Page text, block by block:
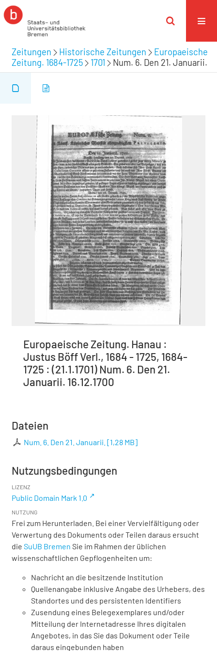
Zeitungen Historische Zeitungen
Europaeische
Zeitung. 1684-1725
1701 Num. 6. Den 21. Januarii.
Europaeische Zeitung. Hanau :
Justus Böff Verl., 1684 - 1725, 1684-
1725 : (21.1.1701) Num. 6. Den 21.
Januarii. 16.12.1700
Dateien
Num. 6. Den 21. Januarii. [1,28 MB]
Nutzungsbedingungen
LIZENZ
Public Domain Mark 1.0
NUTZUNG
Frei zum Herunterladen. Bei einer Vervielfältigung oder
Verwertung des Dokuments oder Teilen daraus ersucht
die SuUB Bremen Sie im Rahmen der üblichen
wissenschaftlichen Gepflogenheiten um:
Nachricht an die besitzende Institution
Quellenangabe inklusive Angabe des Urhebers, des
Standortes und des persistenten Identifiers
Zusendung eines Belegexemplares und/oder
Mitteilung der Internetadresse Ihres digitalen
Angebotes, in das Sie das Dokument oder Teile
daraus eingebunden haben